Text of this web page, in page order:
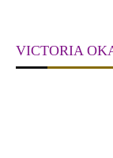
VICTORIA